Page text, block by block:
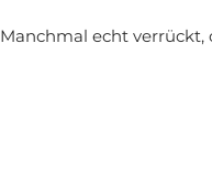
Manchmal echt verrückt,